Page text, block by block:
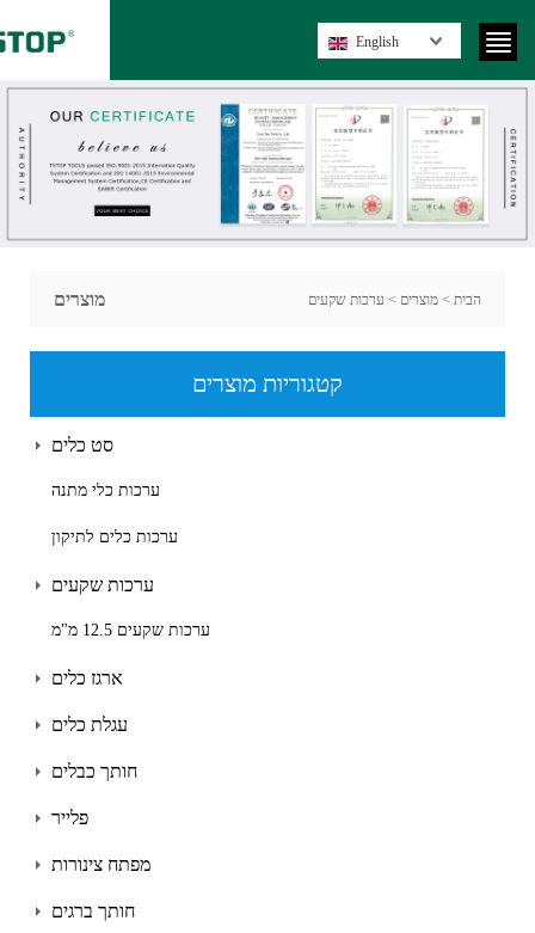
English
מוצרים הבית > מוצרים > ערכות שקעים
קטגוריות מוצרים
סט כלים
ערכות כלי מתנה
ערכות כלים לתיקון
ערכות שקעים
ערכות שקעים 12.5 מ"מ
ארגז כלים
עגלת כלים
חותך כבלים
פלייר
מפתח צינורות
חותך ברגים